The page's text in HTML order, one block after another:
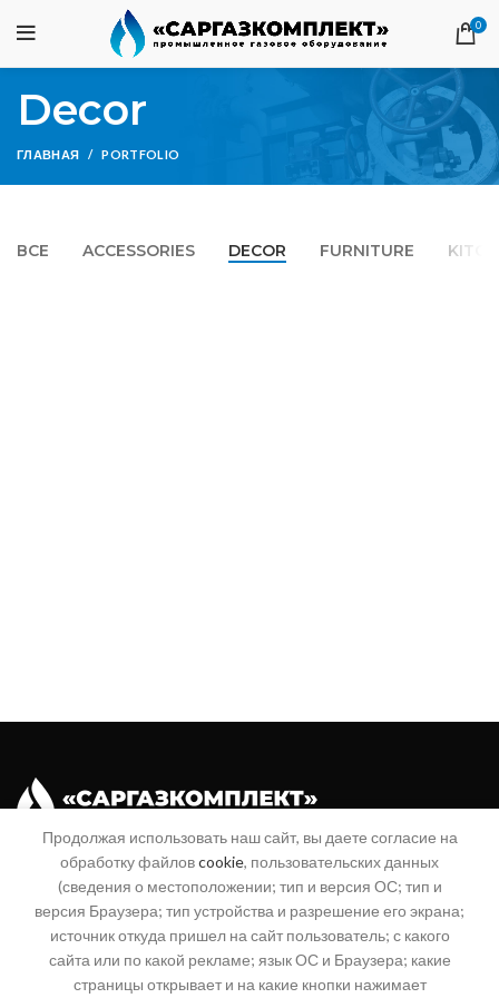
0
Decor
ГЛАВНАЯ PORTFOLIO
ВСЕ ACCESSORIES DECOR FURNITURE
Поставка промышленного и бытового газового оборудования
410076, Саратов, ул. им Трынина А.С., д. 4, помещение 3
+7 (8452) 20-99-16
+7 (960) 356-94-70
Продолжая использовать наш сайт, вы даете согласие на
обработку файловcookie, пользовательских данных
(сведения о местоположении; тип и версия ОС; тип и
версия Браузера; тип устройства и разрешение его экрана;
источник откуда пришел на сайт пользователь; с какого
сайта или по какой рекламе; язык ОС и Браузера; какие
страницы открывает и на какие кнопки нажимает